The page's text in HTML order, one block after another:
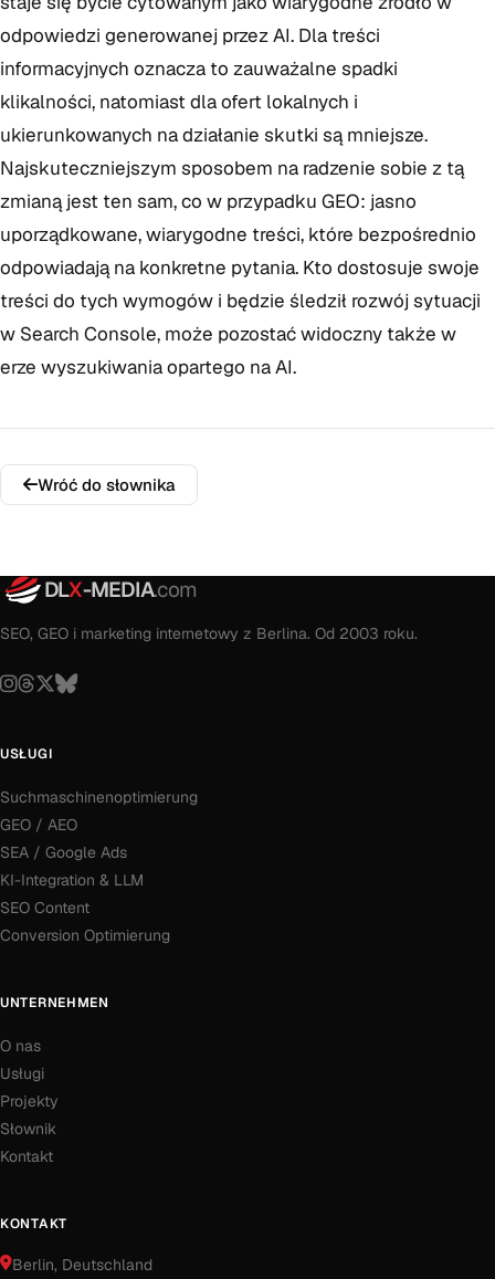
odpowiedzi generowanej przez AI. Dla treści
informacyjnych oznacza to zauważalne spadki
klikalności, natomiast dla ofert lokalnych i
ukierunkowanych na działanie skutki są mniejsze.
Najskuteczniejszym sposobem na radzenie sobie z tą
zmianą jest ten sam, co w przypadku GEO: jasno
uporządkowane, wiarygodne treści, które bezpośrednio
odpowiadają na konkretne pytania. Kto dostosuje swoje
treści do tych wymogów i będzie śledził rozwój sytuacji
w Search Console, może pozostać widoczny także w
erze wyszukiwania opartego na AI.
Wróć do słownika
DLX-MEDIA.com
SEO, GEO i marketing internetowy z Berlina. Od 2003 roku.
USŁUGI
Suchmaschinenoptimierung
GEO / AEO
SEA / Google Ads
KI-Integration & LLM
SEO Content
Conversion Optimierung
UNTERNEHMEN
O nas
Usługi
Projekty
Słownik
Kontakt
KONTAKT
Berlin, Deutschland